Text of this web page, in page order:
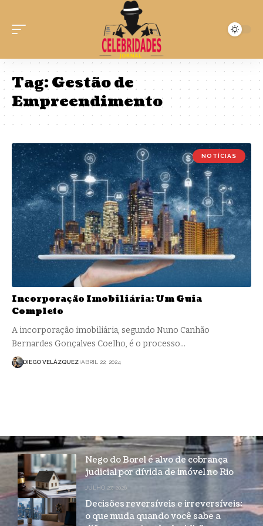
Tag:Gestão de
Empreendimento
NOTÍCIAS
Incorporação Imobiliária: Um Guia
Completo
A incorporação imobiliária, segundo Nuno Canhão
Bernardes Gonçalves Coelho, é o processo…
DIEGO VELÁZQUEZ ABRIL 22, 2024
Nego do Borel é alvo de cobrança
judicial por dívida de imóvel no Rio
JULHO 27, 2026
Decisões reversíveis e irreversíveis:
o que muda quando você sabe a